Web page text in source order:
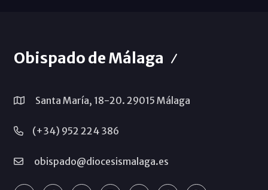
Obispado de Málaga
Santa María, 18-20. 29015 Málaga
(+34) 952 224 386
obispado@diocesismalaga.es